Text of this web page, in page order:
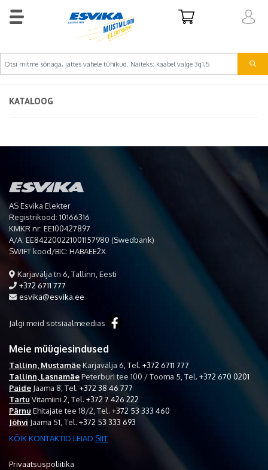
KATALOOG
AS Esvika Elekter
Registrikood: 10166316
KMKR nr: EE100427897
A/A: EE842200221001157980 (Swedbank)
SWIFT kood/BIC: HABAEE2X
Karjavälja tn 6, Tallinn, Eesti
+372 6711 777
esvika@esvika.ee
Jälgi meid sotsiaalmeedias
Meie müügiesindused
Tallinn, MustamäeKarjavälja 6, Tel. +372 6711 777
Tallinn, LasnamäePeterburi tee 100 / Tooma 5, Tel. +372 670 0201
Paide Jaama 8, Tel. +372 38 46 777
Tartu Vitamiini 2, Tel. +372 7 426 222
Pärnu Ehitajate tee 18/2, Tel. +372 53 333 460
Jõhvi Jaama 51, Tel. +372 53 333 693
KÕIK KONTAKTID LEIAD SIIT
Privaatsuspoliitika